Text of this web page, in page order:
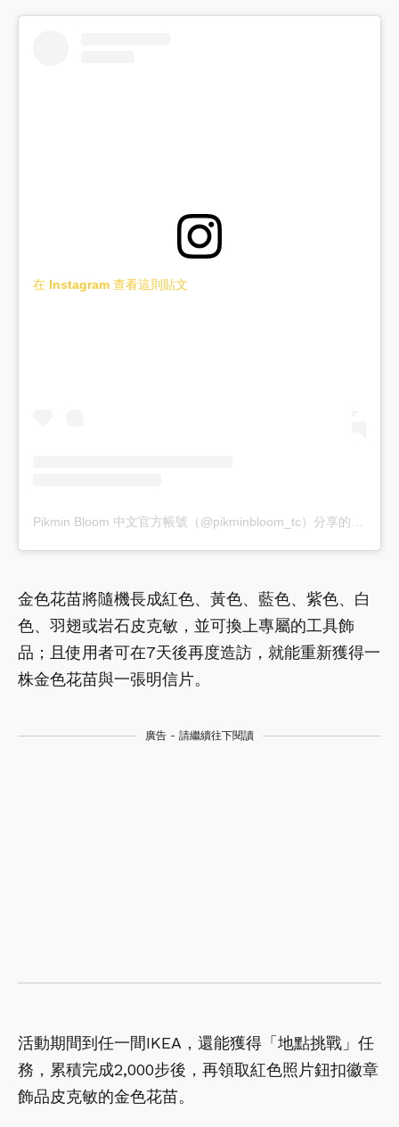
在 Instagram 查看這則貼文
Pikmin Bloom 中文官方帳號（@pikminbloom_tc）分享的貼文
金色花苗將隨機長成紅色、黃色、藍色、紫色、白
色、羽翅或岩石皮克敏，並可換上專屬的工具飾
品；且使用者可在7天後再度造訪，就能重新獲得一
株金色花苗與一張明信片。
廣告 - 請繼續往下閱讀
活動期間到任一間IKEA，還能獲得「地點挑戰」任
務，累積完成2,000步後，再領取紅色照片鈕扣徽章
飾品皮克敏的金色花苗。